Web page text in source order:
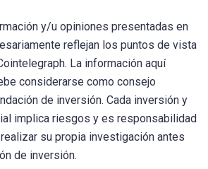
y/u opiniones presentadas en
reflejan los puntos de vista
La información aquí
considerarse como consejo
de inversión. Cada inversión y
implica riesgos y es responsabilidad
su propia investigación antes
de inversión.